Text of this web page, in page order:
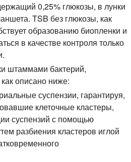
0,25% глюкозы, в лунки
TSB без глюкозы, как
образованию биопленки и
в качестве контроля только
штаммами бактерий,
описано ниже:
суспензии, гарантируя,
клеточные кластеры,
суспензий с помощью
разбиения кластеров иглой